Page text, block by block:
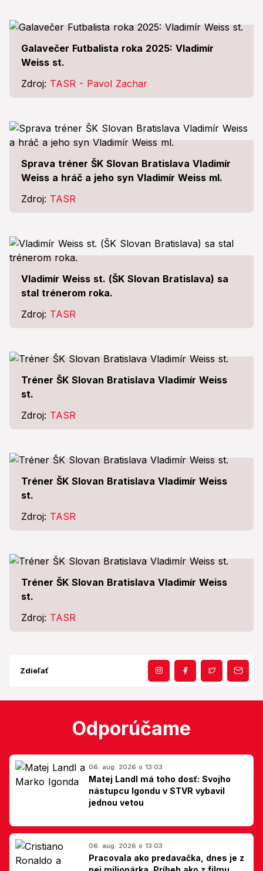
Galavečer Futbalista roka 2025: Vladimír
Weiss st.
Zdroj: TASR - Pavol Zachar
Sprava tréner ŠK Slovan Bratislava Vladimír
Weiss a hráč a jeho syn Vladimír Weiss ml.
Zdroj: TASR
Vladimír Weiss st. (ŠK Slovan Bratislava) sa
stal trénerom roka.
Zdroj: TASR
Tréner ŠK Slovan Bratislava Vladimír Weiss
st.
Zdroj: TASR
Tréner ŠK Slovan Bratislava Vladimír Weiss
st.
Zdroj: TASR
Tréner ŠK Slovan Bratislava Vladimír Weiss
st.
Zdroj: TASR
Zdieľať
Odporúčame
06. aug. 2026 o 13:03
Matej Landl má toho dosť: Svojho
nástupcu Igondu v STVR vybavil
jednou vetou
06. aug. 2026 o 13:03
Pracovala ako predavačka, dnes je z